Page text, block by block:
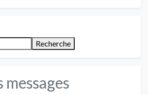
Recherche